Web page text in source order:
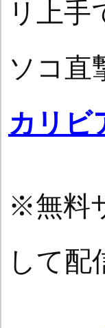
リ上手
ソコ直
カリビ
※無料
して配